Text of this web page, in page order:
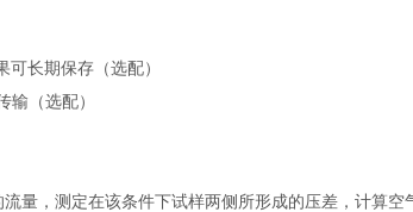
长期保存（选配）
（选配）
，测定在该条件下试样两侧所形成的压差，计算空